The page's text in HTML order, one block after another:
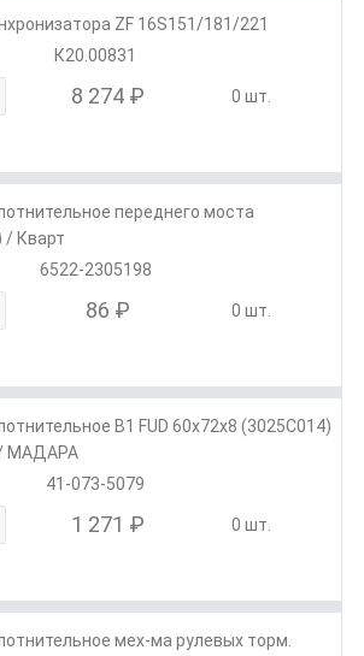
ZF 16S151/181/221
К20.00831
8 274 ₽ 0 шт.
переднего моста
/ Кварт
6522-2305198
86 ₽ 0 шт.
B1 FUD 60x72x8 (3025C014)
/ МАДАРА
41-073-5079
1 271 ₽ 0 шт.
мех-ма рулевых торм.